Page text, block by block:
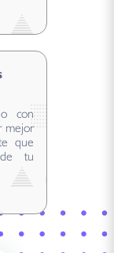
con
mejor
que
tu